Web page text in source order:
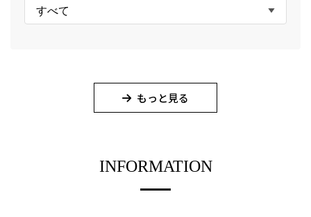
すべて
もっと見る
INFORMATION